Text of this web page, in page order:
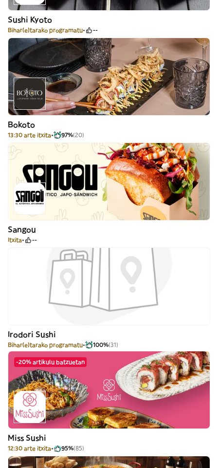
Sushi Kyoto
Bihar(e)tarako programatu --
Bokoto
13:30 arte itxita 97%(20)
Sangou
Itxita --
Irodori Sushi
Bihar(e)tarako programatu 100%(31)
-20% artikulu batzuetan
Miss Sushi
12:30 arte itxita 95%(85)